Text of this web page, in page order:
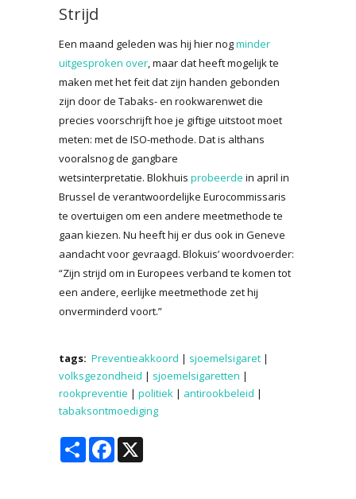
Strijd
Een maand geleden was hij hier nogminder
uitgesproken over, maar dat heeft mogelijk te
maken met het feit dat zijn handen gebonden
zijn door de Tabaks- en rookwarenwet die
precies voorschrijft hoe je giftige uitstoot moet
meten: met de ISO-methode. Dat is althans
vooralsnog de gangbare
wetsinterpretatie. Blokhuis probeerde in april in
Brussel de verantwoordelijke Eurocommissaris
te overtuigen om een andere meetmethode te
gaan kiezen. Nu heeft hij er dus ook in Geneve
aandacht voor gevraagd. Blokuis’ woordvoerder:
“Zijn strijd om in Europees verband te komen tot
een andere, eerlijke meetmethode zet hij
onverminderd voort.”
tags: Preventieakkoord | sjoemelsigaret |
volksgezondheid | sjoemelsigaretten |
rookpreventie | politiek | antirookbeleid |
tabaksontmoediging
Share Facebook